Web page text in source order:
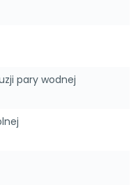
pary wodnej